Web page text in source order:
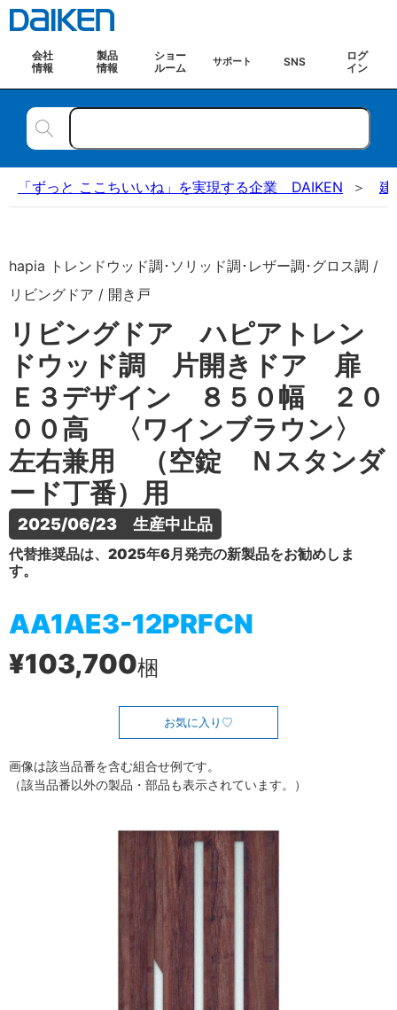
会社
情報
製品
情報
ショー
ルーム
サポート SNS
ログ
イン
「ずっと ここちいいね」を実現する企業 DAIKEN 建
hapia トレンドウッド調･ソリッド調･レザー調･グロス調 /
リビングドア / 開き戸
リビングドア ハピアトレン
ドウッド調 片開きドア 扉
Ｅ３デザイン ８５０幅 ２０
００高 〈ワインブラウン〉
左右兼用 （空錠 Ｎスタンダ
ード丁番）用
2025/06/23　生産中止品
代替推奨品は、2025年6月発売の新製品をお勧めしま
す。
AA1AE3-12PRFCN
¥103,700梱
お気に入り
画像は該当品番を含む組合せ例です。
（該当品番以外の製品・部品も表示されています。）